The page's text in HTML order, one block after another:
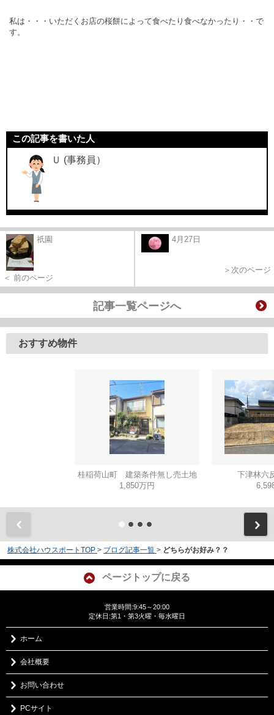
私は・・・いただくお店の桜餅によって食べたり食べなかったり・・で
す。
この記事を書いた人
Ｕ (事務員）
祇園
＜ 前のページ
4月27日
＞次のページ
記事一覧ページへ
おすすめ物件
桂稲荷山町 建築条件無し売土地
1,850万円
下津林六
株式会社ハウスポートTOP > ブログ記事一覧 > どちらがお好み？？
ページトップに戻る
営業時間:9:45～20:00
定休日:第1・第3火曜・毎水曜日
ホーム
会社概要
お問い合わせ
PCサイト